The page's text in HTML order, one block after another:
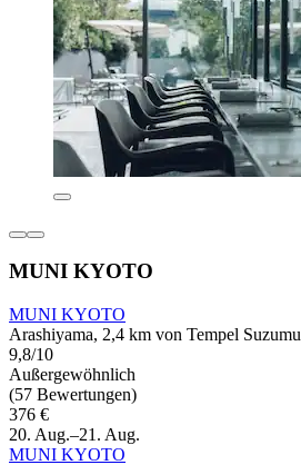
MUNI KYOTO
MUNI KYOTO
Arashiyama, 2,4 km von Tempel
9,8/10
Außergewöhnlich
(57 Bewertungen)
376 €
20. Aug.–21. Aug.
MUNI KYOTO